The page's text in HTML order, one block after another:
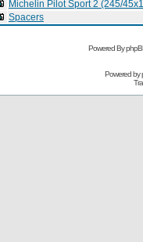
Michelin Pilot Sport 2 (245/
Spacers
Powered By
Powered by